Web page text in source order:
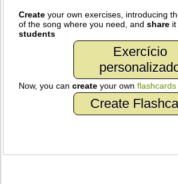
Create your own exercises, introducing
of the song where you need, andshare
students
Exercício
Now, you cancreate your ownflashcards
Create